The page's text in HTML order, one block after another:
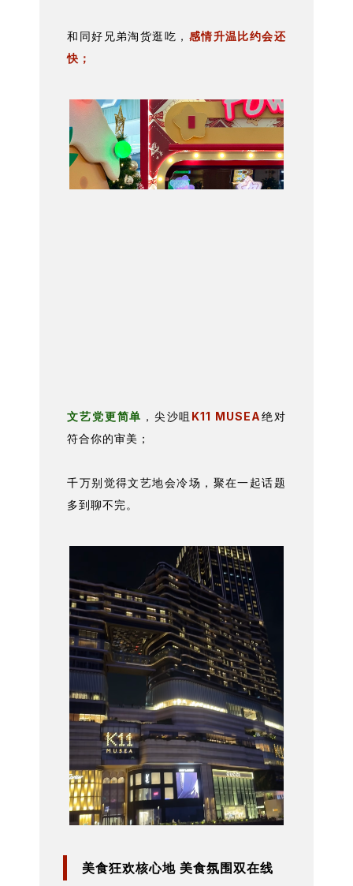
和同好兄弟淘货逛吃， 感情升温比约会还
快；
文艺党更简单 ，尖沙咀 K11 MUSEA绝对
符合你的审美；
千万别觉得文艺地会冷场，聚在一起话题
多到聊不完。
美食狂欢核心地 美食氛围双在线